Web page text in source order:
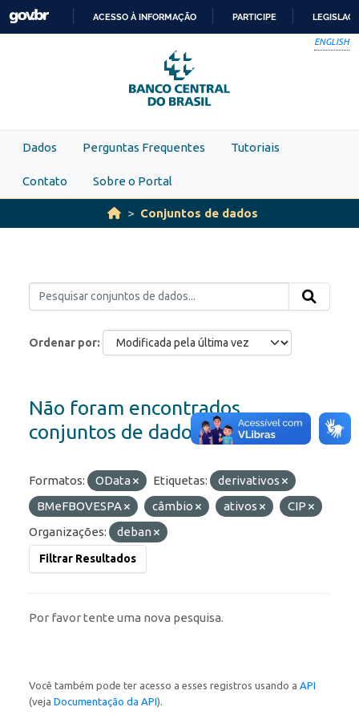
Skip to main content
PARA
O
CONTEÚDO
ACESSO À INFORMAÇÃO PARTICIPE
ENGLISH
Dados Perguntas Frequentes Tutoriais
Contato Sobre o Portal
Conjuntos de dados
Ordenar por
Não foram encontrados
conjuntos de dados
Formatos: OData Etiquetas:
derivativos
BMeFBOVESPA
câmbio ativos
CIP
Organizações:
deban
Filtrar Resultados
Por favor tente uma nova pesquisa.
Você também pode ter acesso a esses registros usando a API
(veja Documentação da API).